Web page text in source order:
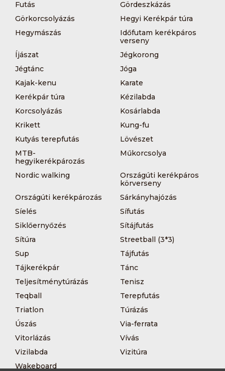
Futás
Gördeszkázás
Görkorcsolyázás
Hegyi Kerékpár túra
Hegymászás
Időfutam kerékpáros
verseny
Íjászat
Jégkorong
Jégtánc
Jóga
Kajak-kenu
Karate
Kerékpár túra
Kézilabda
Korcsolyázás
Kosárlabda
Krikett
Kung-fu
Kutyás terepfutás
Lövészet
MTB-
hegyikerékpározás
Műkorcsolya
Nordic walking
Országúti kerékpáros
körverseny
Országúti kerékpározás
Sárkányhajózás
Síelés
Sífutás
Siklőernyőzés
Sítájfutás
Sítúra
Streetball (3*3)
Sup
Tájfutás
Tájkerékpár
Tánc
Teljesítménytúrázás
Tenisz
Teqball
Terepfutás
Triatlon
Túrázás
Úszás
Via-ferrata
Vitorlázás
Vívás
Vizilabda
Vizitúra
Wakeboard